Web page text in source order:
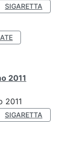
SIGARETTA
2011
2011
SIGARETTA